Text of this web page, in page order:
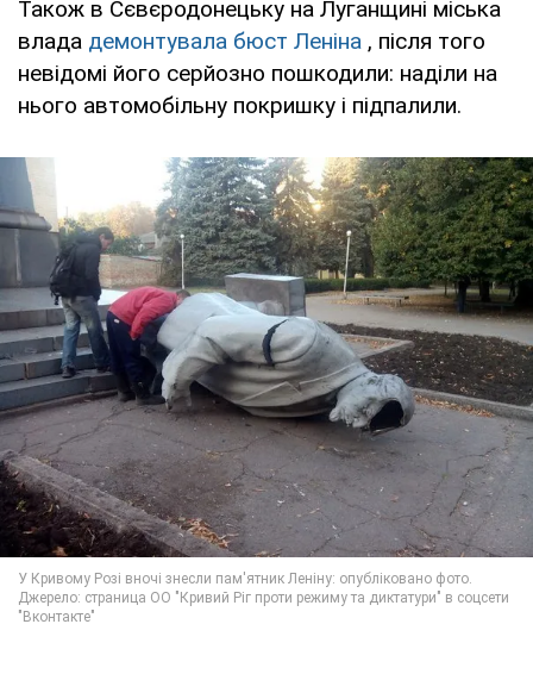
Також в Сєвєродонецьку на Луганщині міська
влада демонтувала бюст Леніна , після того
невідомі його серйозно пошкодили: наділи на
нього автомобільну покришку і підпалили.